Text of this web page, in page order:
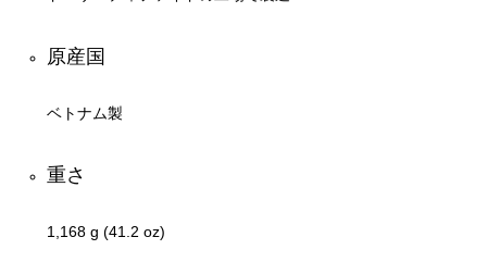
原産国
ベトナム製
重さ
1,168 g (41.2 oz)